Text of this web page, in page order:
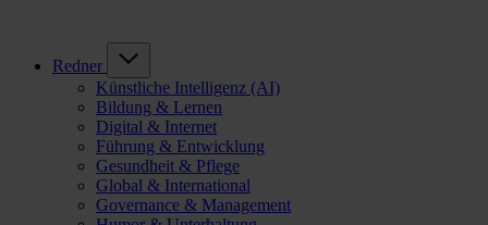
Redner
Künstliche Intelligenz (AI)
Bildung & Lernen
Digital & Internet
Führung & Entwicklung
Gesundheit & Pflege
Global & International
Governance & Management